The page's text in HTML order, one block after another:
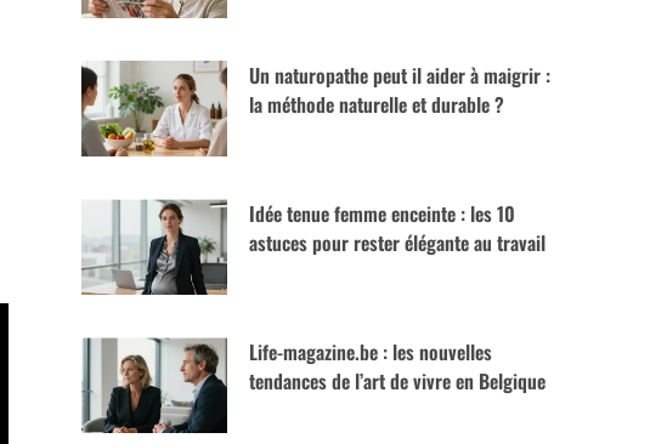
Un naturopathe peut il aider à maigrir :
la méthode naturelle et durable ?
Idée tenue femme enceinte : les 10
astuces pour rester élégante au travail
Life-magazine.be : les nouvelles
tendances de l’art de vivre en Belgique